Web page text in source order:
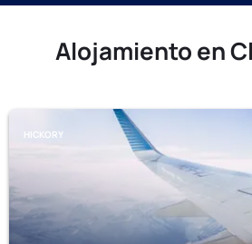
Alojamiento en
HICKORY